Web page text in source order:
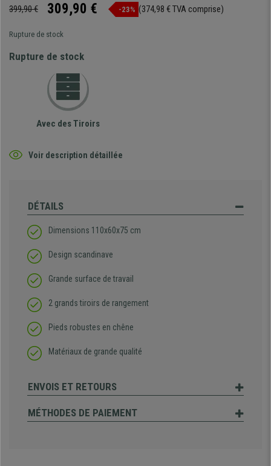
399,90 € 309,90 € -23% (374,98 € TVA comprise)
Rupture de stock
Rupture de stock
Avec des Tiroirs
Voir description détaillée
DÉTAILS
Dimensions 110x60x75 cm
Design scandinave
Grande surface de travail
2 grands tiroirs de rangement
Pieds robustes en chêne
Matériaux de grande qualité
ENVOIS ET RETOURS
MÉTHODES DE PAIEMENT